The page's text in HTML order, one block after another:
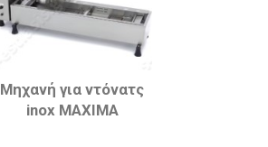
Μηχανή για ντόνατς
inox ΜΑΧΙΜΑ